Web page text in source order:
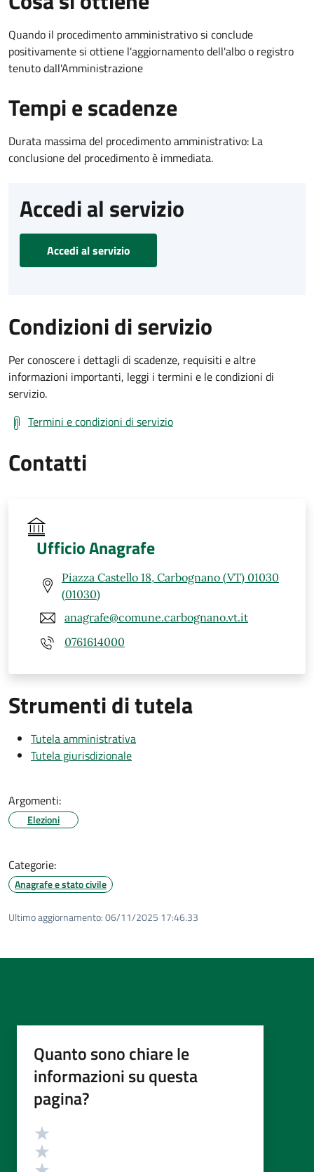
Quando il procedimento amministrativo si conclude
positivamente si ottiene l'aggiornamento dell'albo o registro
tenuto dall'Amministrazione
Tempi e scadenze
Durata massima del procedimento amministrativo: La
conclusione del procedimento è immediata.
Accedi al servizio
Accedi al servizio
Condizioni di servizio
Per conoscere i dettagli di scadenze, requisiti e altre
informazioni importanti, leggi i termini e le condizioni di
servizio.
Termini e condizioni di servizio
Contatti
Ufficio Anagrafe
Piazza Castello 18, Carbognano (VT) 01030
(01030)
anagrafe@comune.carbognano.vt.it
0761614000
Strumenti di tutela
Tutela amministrativa
Tutela giurisdizionale
Argomenti:
Elezioni
Categorie:
Anagrafe e stato civile
Ultimo aggiornamento:06/11/2025 17:46.33
Quanto sono chiare le
informazioni su questa
pagina?
Valutazione